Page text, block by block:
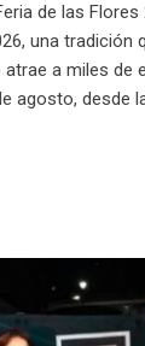
de las
una tradición
a miles de
agosto, desde